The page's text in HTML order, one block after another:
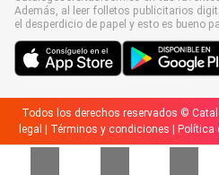
Además, al leer folletos publicitarios
el desperdicio de papel y esto es bueno
Todos los derechos reservados ©
legal
Términos y condiciones Política